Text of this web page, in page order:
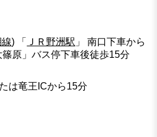
線) 「 ＪＲ野洲駅 」 南口下車から
原」バス停下車後徒歩15分
は竜王ICから15分